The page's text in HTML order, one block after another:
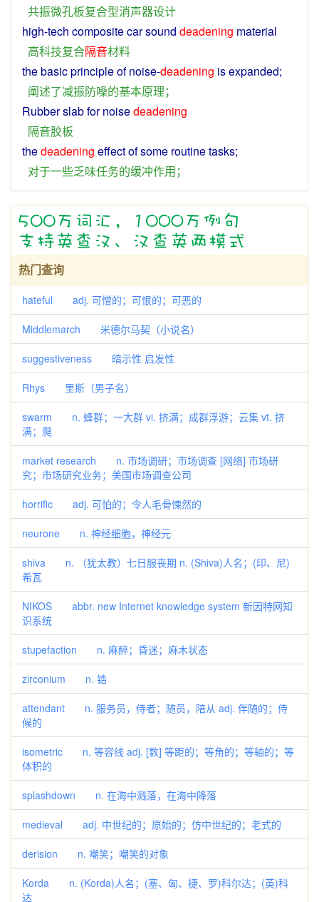
共振微孔板复合型消声器设计
high-tech compositecarsound deadening material
高科技复合隔音材料
the basic principleof noise-deadening isexpanded;
阐述了减振防噪的基本原理；
Rubberslabfornoisedeadening
隔音胶板
thedeadening effectofsome routinetasks;
对于一些乏味任务的缓冲作用；
热门查询
hateful adj. 可憎的；可恨的；可恶的
Middlemarch 米德尔马契（小说名）
suggestiveness 暗示性 启发性
Rhys 里斯（男子名）
swarm n. 蜂群；一大群 vi. 挤满；成群浮游；云集 vt. 挤
满；爬
market research n. 市场调研；市场调查 [网络] 市场研
究；市场研究业务；美国市场调查公司
horrific adj. 可怕的；令人毛骨悚然的
neurone n. 神经细胞，神经元
shiva n. （犹太教）七日服丧期 n. (Shiva)人名；(印、尼)
希瓦
NIKOS abbr. new Internet knowledge system 新因特网知
识系统
stupefaction n. 麻醉；昏迷；麻木状态
zirconium n. 锆
attendant n. 服务员，侍者；随员，陪从 adj. 伴随的；侍
候的
isometric n. 等容线 adj. [数] 等距的；等角的；等轴的；等
体积的
splashdown n. 在海中溅落，在海中降落
medieval adj. 中世纪的；原始的；仿中世纪的；老式的
derision n. 嘲笑；嘲笑的对象
Korda n. (Korda)人名；(塞、匈、捷、罗)科尔达；(英)科
达